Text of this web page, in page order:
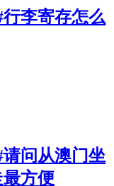
李寄存怎么
问从澳门坐
方便